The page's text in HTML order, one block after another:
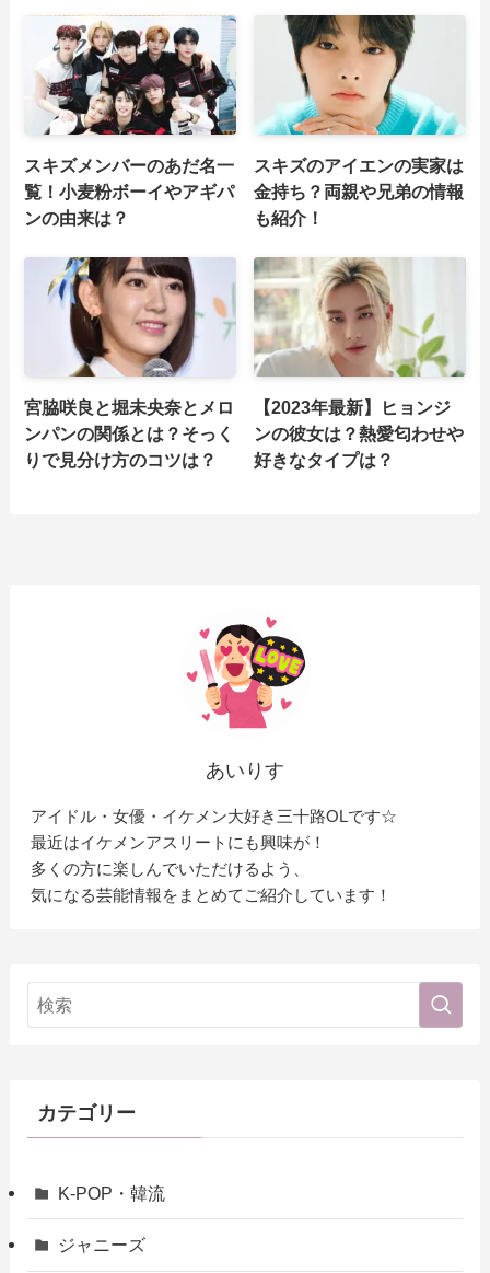
スキズメンバーのあだ名一
覧！小麦粉ボーイやアギパ
ンの由来は？
スキズのアイエンの実家は
金持ち？両親や兄弟の情報
も紹介！
宮脇咲良と堀未央奈とメロ
ンパンの関係とは？そっく
りで見分け方のコツは？
【2023年最新】ヒョンジ
ンの彼女は？熱愛匂わせや
好きなタイプは？
あいりす
アイドル・女優・イケメン大好き三十路OLです☆
最近はイケメンアスリートにも興味が！
多くの方に楽しんでいただけるよう、
気になる芸能情報をまとめてご紹介しています！
カテゴリー
K-POP・韓流
ジャニーズ